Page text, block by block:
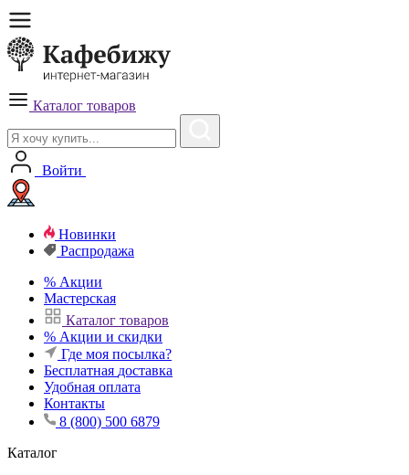
Каталог товаров
Войти
Новинки
Распродажа
% Акции
Мастерская
Каталог товаров
% Акции и скидки
Где моя посылка?
Бесплатная доставка
Удобная оплата
Контакты
8 (800) 500 6879
Каталог